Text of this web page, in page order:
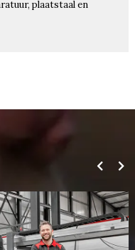
plaatstaal en